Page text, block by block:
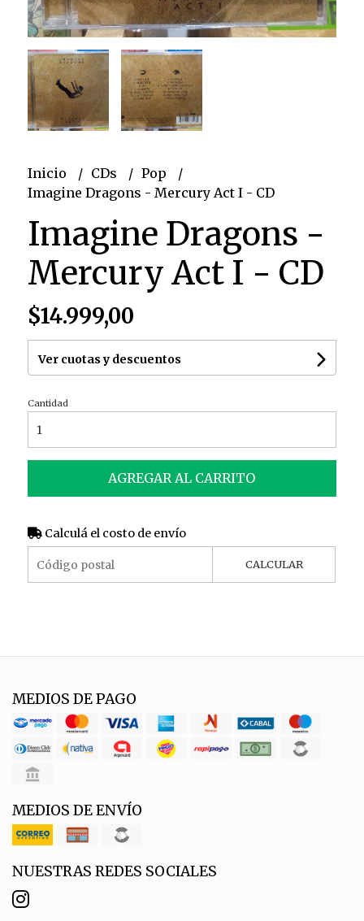
Inicio CDs
Pop
Imagine Dragons - Mercury Act I - CD
Imagine Dragons -
Mercury Act I - CD
$14.999,00
Ver cuotas y descuentos
Cantidad
AGREGAR AL CARRITO
Calculá el costo de envío
CALCULAR
MEDIOS DE PAGO
MEDIOS DE ENVÍO
NUESTRAS REDES SOCIALES